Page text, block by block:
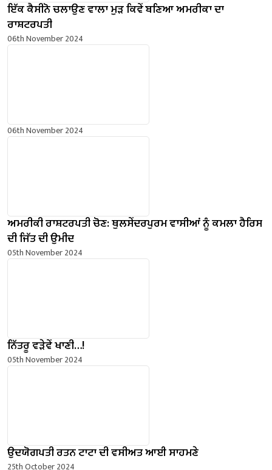
ਇੱਕ ਕੈਸੀਨੋ ਚਲਾਉਣ ਵਾਲਾ ਮੁੜ ਕਿਵੇਂ ਬਣਿਆ ਅਮਰੀਕਾ ਦਾ
ਰਾਸ਼ਟਰਪਤੀ
06th November 2024
06th November 2024
ਅਮਰੀਕੀ ਰਾਸ਼ਟਰਪਤੀ ਚੋਣ: ਥੁਲਸੇਂਦਰਪੁਰਮ ਵਾਸੀਆਂ ਨੂੰ ਕਮਲਾ ਹੈਰਿਸ
ਦੀ ਜਿੱਤ ਦੀ ਉਮੀਦ
05th November 2024
ਨਿੱਤਰੂ ਵੜੇਵੇਂ ਖਾਣੀ…!
05th November 2024
ਉਦਯੋਗਪਤੀ ਰਤਨ ਟਾਟਾ ਦੀ ਵਸੀਅਤ ਆਈ ਸਾਹਮਣੇ
25th October 2024